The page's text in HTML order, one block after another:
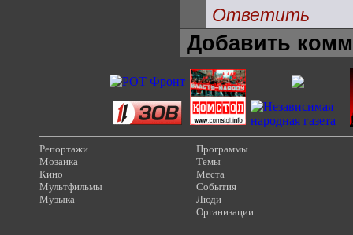
Ответить
Добавить
Репортажи
Мозаика
Кино
Мультфильмы
Музыка
Программы
Темы
Места
События
Люди
Организации